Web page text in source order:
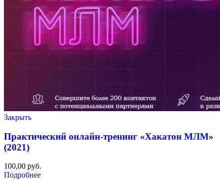
Закрыть
Практический онлайн-тренинг «Хакатон МЛМ»
(2021)
100,00 руб.
Подробнее